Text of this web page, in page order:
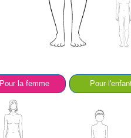
Pour la femme Pour